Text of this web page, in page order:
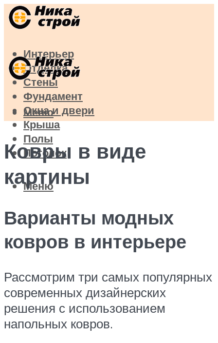
Интерьер
Отделка
Стены
Фундамент
Окна и двери
Крыша
Полы
Потолок
Меню
Меню
Ковры в виде
картины
Варианты модных
ковров в интерьере
Рассмотрим три самых популярных
современных дизайнерских
решения с использованием
напольных ковров.